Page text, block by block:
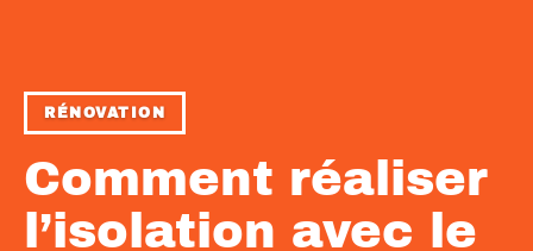
RÉNOVATION
Comment réaliser
l’isolation avec le